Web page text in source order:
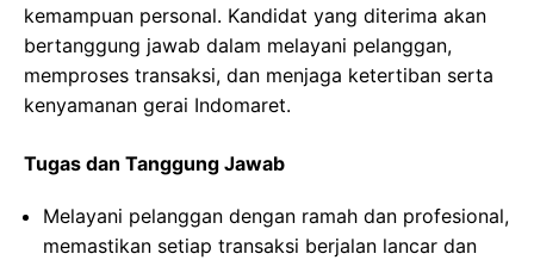
kemampuan personal. Kandidat yang diterima akan
bertanggung jawab dalam melayani pelanggan,
memproses transaksi, dan menjaga ketertiban serta
kenyamanan gerai Indomaret.
Tugas dan Tanggung Jawab
Melayani pelanggan dengan ramah dan profesional,
memastikan setiap transaksi berjalan lancar dan